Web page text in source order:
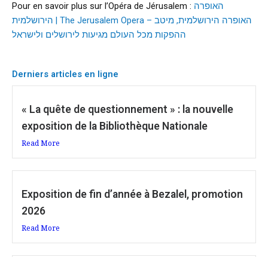
Pour en savoir plus sur l’Opéra de Jérusalem : האופרה
הירושלמית | The Jerusalem Opera – האופרה הירושלמית, מיטב
ההפקות מכל העולם מגיעות לירושלים ולישראל
Derniers articles en ligne
« La quête de questionnement » : la nouvelle
exposition de la Bibliothèque Nationale
Read More
Exposition de fin d’année à Bezalel, promotion
2026
Read More